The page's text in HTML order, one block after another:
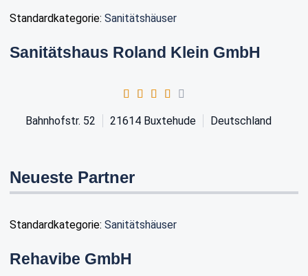
Standardkategorie: Sanitätshäuser
Sanitätshaus Roland Klein GmbH
Bahnhofstr. 52 21614 Buxtehude Deutschland
Neueste Partner
Standardkategorie: Sanitätshäuser
Rehavibe GmbH